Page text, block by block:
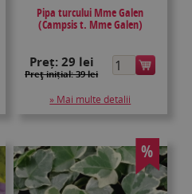
Pipa turcului Mme Galen
(Campsis t. Mme Galen)
Preț: 29 lei
Preţ inițial: 39 lei
» Mai multe detalii
%